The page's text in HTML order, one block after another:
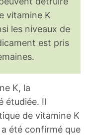
vitamine K
les niveaux de
est pris
K, la
étudiée. Il
de vitamine K
été confirmé que